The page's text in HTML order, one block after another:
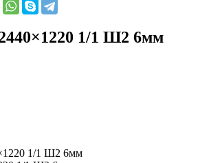
1/1 Ш2 6мм
1/1 Ш2 6мм